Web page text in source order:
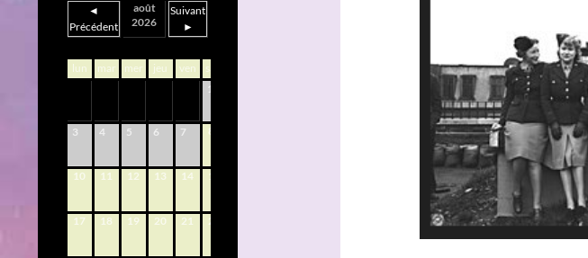
◄
Précédent
août
2026
Suivant
►
lun mar mer jeu ven sam
1
3 4 5 6 7 8
10 11 12 13 14 15
17 18 19 20 21 22